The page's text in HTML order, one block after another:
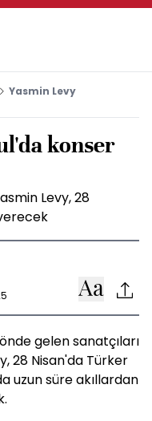
Yasmin Levy
konser
Levy, 28
gelen sanatçıları
28 Nisan'da Türker
uzun süre akıllardan